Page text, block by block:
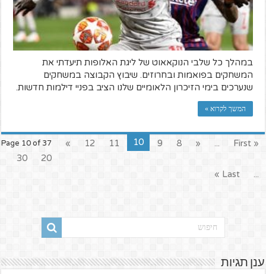
במהלך כל שלבי הנוקאאוט של ליגת האלופות תיעדתי את
המשחקים בפואמות ובחרוזים. שיבוץ הקבוצה במשחקים
שנערכים בימי הזיכרון הלאומיים שלנו הציב בפניי דילמות חדשות.
המשך לקרוא »
Page 10 of 37 « First
...
«
8
9
10
11
12
»
20
30
...
Last »
ענן תגיות